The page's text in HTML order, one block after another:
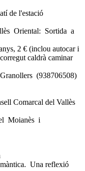
de l'estació
Oriental: Sortida a
2 € (inclou autocar i
caldrà caminar
(938706508)
Comarcal del Vallès
Moianès i
Una reflexió